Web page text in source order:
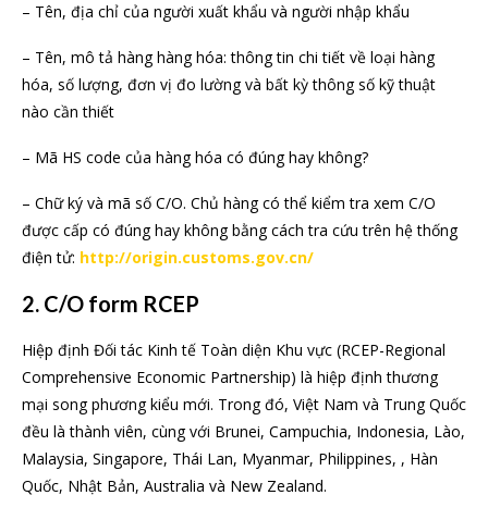
– Tên, địa chỉ của người xuất khẩu và người nhập khẩu
– Tên, mô tả hàng hàng hóa: thông tin chi tiết về loại hàng
hóa, số lượng, đơn vị đo lường và bất kỳ thông số kỹ thuật
nào cần thiết
– Mã HS code của hàng hóa có đúng hay không?
– Chữ ký và mã số C/O. Chủ hàng có thể kiểm tra xem C/O
được cấp có đúng hay không bằng cách tra cứu trên hệ thống
điện tử: http://origin.customs.gov.cn/
2. C/O form RCEP
Hiệp định Đối tác Kinh tế Toàn diện Khu vực (RCEP-Regional
Comprehensive Economic Partnership) là hiệp định thương
mại song phương kiểu mới. Trong đó, Việt Nam và Trung Quốc
đều là thành viên, cùng với Brunei, Campuchia, Indonesia, Lào,
Malaysia, Singapore, Thái Lan, Myanmar, Philippines, , Hàn
Quốc, Nhật Bản, Australia và New Zealand.